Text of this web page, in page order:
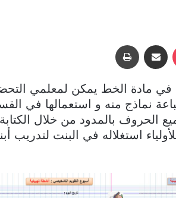
‫Pocket مشاركة عبر البريد
في مادة الخط يمكن لمعلمي
نماذج منه و استعمالها في
الحروف بالمدود من خلال
استغلاله في البنت لتدريب